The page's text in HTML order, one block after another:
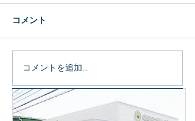
コメント
コメントを追加…
特集記事